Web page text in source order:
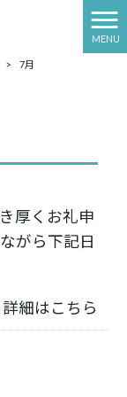
MENU
> 7月
厚くお礼申
がら下記日
詳細はこちら